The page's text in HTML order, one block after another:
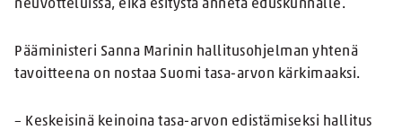
neuvotteluissa, eikä esitystä anneta eduskunnalle.
Pääministeri Sanna Marinin hallitusohjelman yhtenä
tavoitteena on nostaa Suomi tasa-arvon kärkimaaksi.
– Keskeisinä keinoina tasa-arvon edistämiseksi hallitus